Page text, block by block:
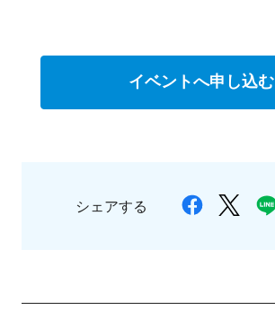
イベントへ申し込む
シェアする